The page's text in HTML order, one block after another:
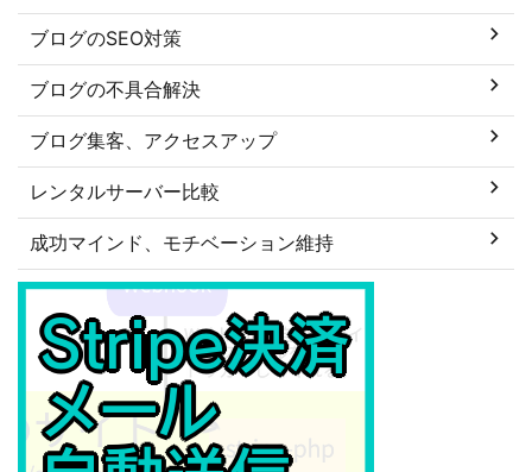
ブログのSEO対策
ブログの不具合解決
ブログ集客、アクセスアップ
レンタルサーバー比較
成功マインド、モチベーション維持